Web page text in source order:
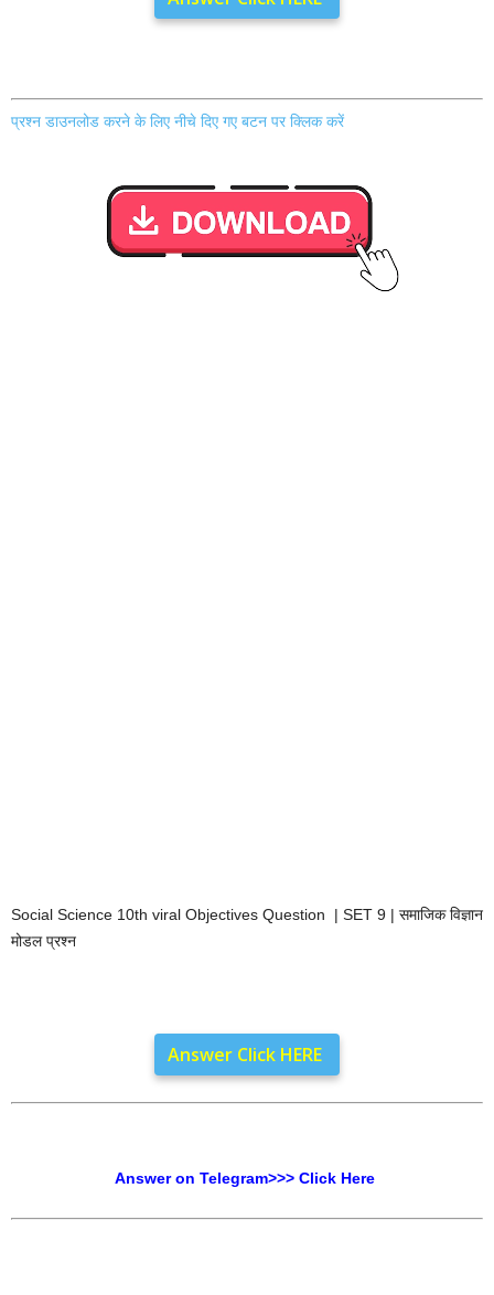
प्रश्न डाउनलोड करने के लिए नीचे दिए गए बटन पर क्लिक करें
Social Science 10th viral Objectives Question | SET 9 | समाजिक विज्ञान
मोडल प्रश्न
Answer Click HERE
Answer on Telegram>>> Click Here